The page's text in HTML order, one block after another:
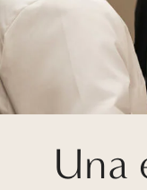
Una